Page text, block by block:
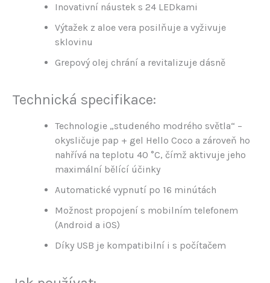
Inovativní náustek s 24 LEDkami
Výtažek z aloe vera posilňuje a vyživuje
sklovinu
Grepový olej chrání a revitalizuje dásně
Technická specifikace:
Technologie „studeného modrého světla“ –
okysličuje pap + gel Hello Coco a zároveň ho
nahřívá na teplotu 40 °C, čímž aktivuje jeho
maximální bělící účinky
Automatické vypnutí po 16 minútách
Možnost propojení s mobilním telefonem
(Android a iOS)
Díky USB je kompatibilní i s počítačem